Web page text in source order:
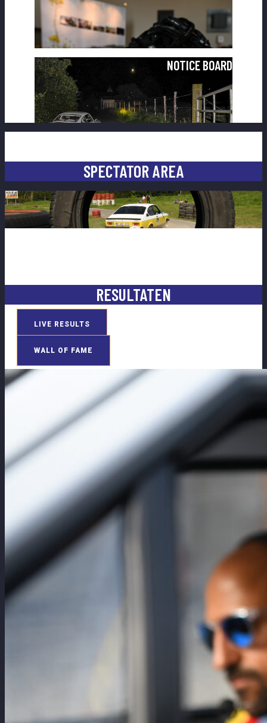
NOTICE BOARD
SPECTATOR AREA
RESULTATEN
LIVE RESULTS
WALL OF FAME